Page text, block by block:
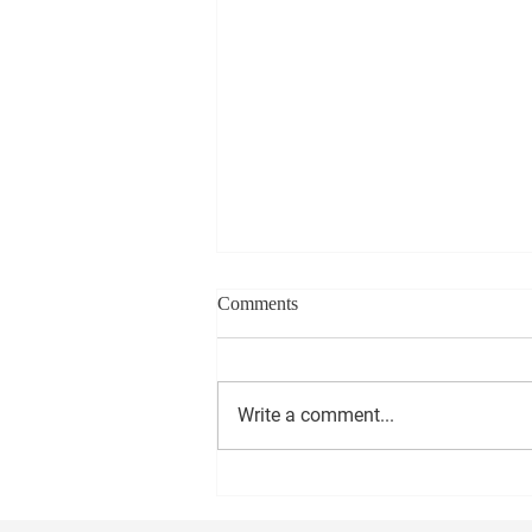
Comments
Write a comment...